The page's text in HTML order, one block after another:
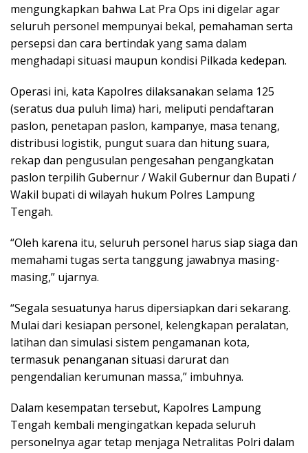
mengungkapkan bahwa Lat Pra Ops ini digelar agar
seluruh personel mempunyai bekal, pemahaman serta
persepsi dan cara bertindak yang sama dalam
menghadapi situasi maupun kondisi Pilkada kedepan.
Operasi ini, kata Kapolres dilaksanakan selama 125
(seratus dua puluh lima) hari, meliputi pendaftaran
paslon, penetapan paslon, kampanye, masa tenang,
distribusi logistik, pungut suara dan hitung suara,
rekap dan pengusulan pengesahan pengangkatan
paslon terpilih Gubernur / Wakil Gubernur dan Bupati /
Wakil bupati di wilayah hukum Polres Lampung
Tengah.
“Oleh karena itu, seluruh personel harus siap siaga dan
memahami tugas serta tanggung jawabnya masing-
masing,” ujarnya.
“Segala sesuatunya harus dipersiapkan dari sekarang.
Mulai dari kesiapan personel, kelengkapan peralatan,
latihan dan simulasi sistem pengamanan kota,
termasuk penanganan situasi darurat dan
pengendalian kerumunan massa,” imbuhnya.
Dalam kesempatan tersebut, Kapolres Lampung
Tengah kembali mengingatkan kepada seluruh
personelnya agar tetap menjaga Netralitas Polri dalam